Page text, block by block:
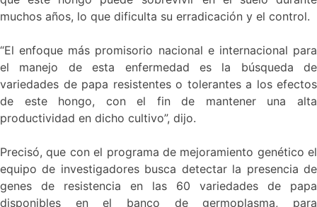
muchos años, lo que dificulta su erradicación y el control.
“El enfoque más promisorio nacional e internacional para
el manejo de esta enfermedad es la búsqueda de
variedades de papa resistentes o tolerantes a los efectos
de este hongo, con el fin de mantener una alta
productividad en dicho cultivo”, dijo.
Precisó, que con el programa de mejoramiento genético el
equipo de investigadores busca detectar la presencia de
genes de resistencia en las 60 variedades de papa
disponibles en el banco de germoplasma, para